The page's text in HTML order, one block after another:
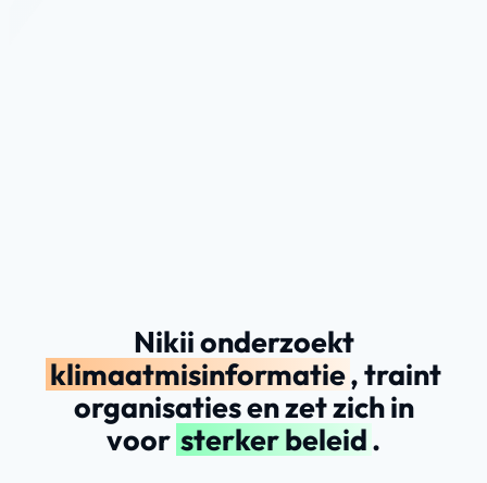
Nikiionderzoekt
klimaatmisinformatie,traint
organisatiesenzetzichin
voor sterkerbeleid.